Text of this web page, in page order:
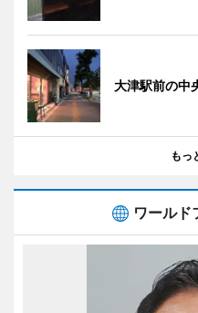
大津駅前の中
もっ
ワールド